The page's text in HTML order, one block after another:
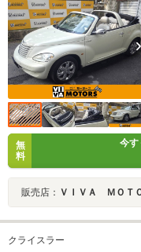
無
料
今す
販売店： ＶＩＶＡ ＭＯＴ
クライスラー